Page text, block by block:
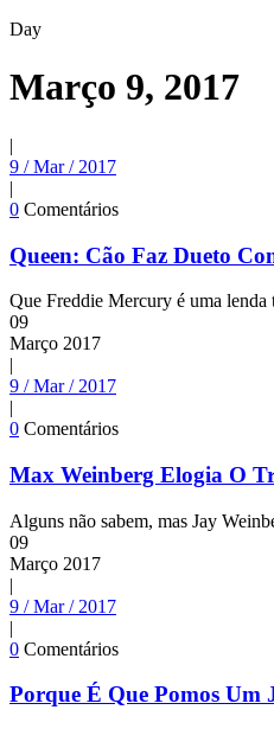
Day
Março 9, 2017
|
9 / Mar / 2017
|
0 Comentários
Queen: Cão Faz Dueto
Que Freddie Mercury é uma lenda
09
Março 2017
|
9 / Mar / 2017
|
0 Comentários
Max Weinberg Elogia O
Alguns não sabem, mas Jay
09
Março 2017
|
9 / Mar / 2017
|
0 Comentários
Porque É Que Pomos Um